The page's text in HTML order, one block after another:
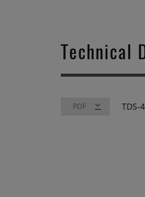
Technical
TDS-